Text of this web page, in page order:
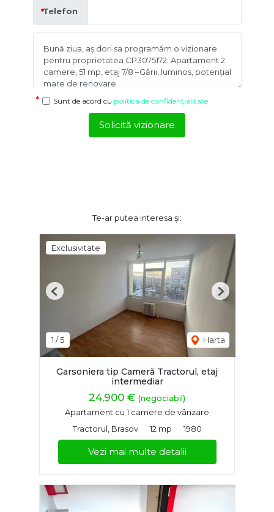
Telefon
Sunt de acord cu politica de confidențialitate
Solicită vizionare
Te-ar putea interesa și:
Exclusivitate
1 /5 Harta
Previous Next
Garsoniera tip Cameră Tractorul, etaj
intermediar
24,900 € (negociabil)
Apartament cu 1 camere de vânzare
Tractorul, Brasov
12 mp 1980
Vezi mai multe detalii